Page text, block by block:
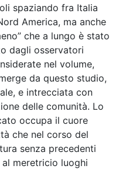
spaziando fra Italia
America, ma anche
che a lungo è stato
dagli osservatori
nel volume,
da questo studio,
e intrecciata con
delle comunità. Lo
occupa il cuore
che nel corso del
senza precedenti
meretricio luoghi